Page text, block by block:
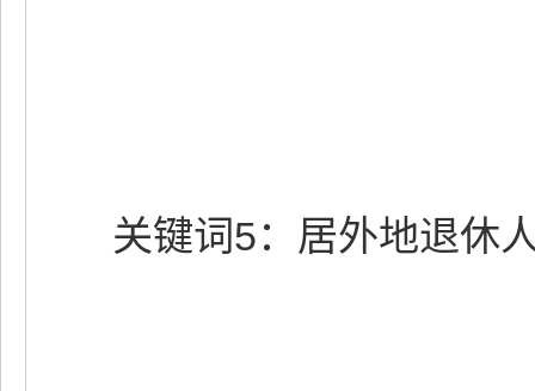
关键词5：居外地退休人